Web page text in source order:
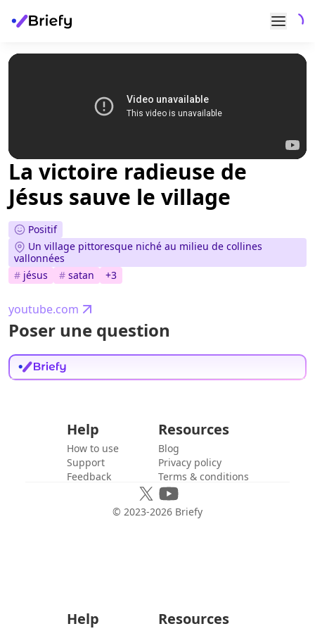
La victoire radieuse de
Jésus sauve le village
Positif
Un village pittoresque niché au milieu de collines
vallonnées
# jésus # satan +3
youtube.com
Poser une question
Help
How to use
Support
Feedback
Resources
Blog
Privacy policy
Terms & conditions
© 2023-2026 Briefy
Help Resources